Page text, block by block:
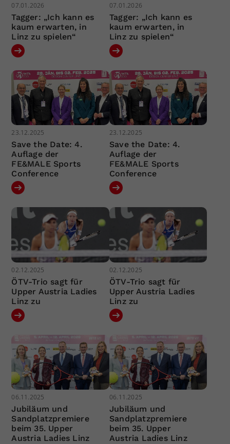
07.01.2026
Tagger: „Ich kann es
kaum erwarten, in
Linz zu spielen“
07.01.2026
Tagger: „Ich kann es
kaum erwarten, in
Linz zu spielen“
23.12.2025
Save the Date: 4.
Auflage der
FE&MALE Sports
Conference
23.12.2025
Save the Date: 4.
Auflage der
FE&MALE Sports
Conference
02.12.2025
ÖTV-Trio sagt für
Upper Austria Ladies
Linz zu
02.12.2025
ÖTV-Trio sagt für
Upper Austria Ladies
Linz zu
06.11.2025
Jubiläum und
Sandplatzpremiere
beim 35. Upper
Austria Ladies Linz
06.11.2025
Jubiläum und
Sandplatzpremiere
beim 35. Upper
Austria Ladies Linz